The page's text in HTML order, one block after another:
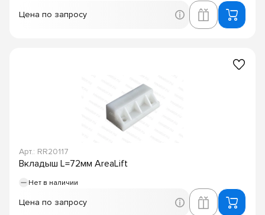
Цена по запросу
Арт.: RR20117
Вкладыш L=72мм AreaLift
Нет в наличии
Цена по запросу